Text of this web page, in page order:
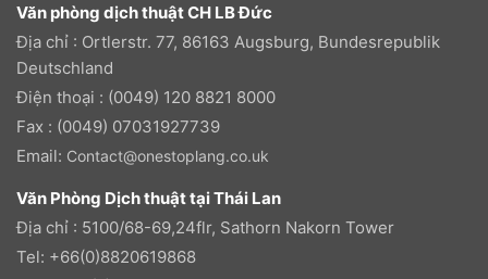
Văn phòng dịch thuật CH LB Đức
Địa chỉ : Ortlerstr. 77, 86163 Augsburg, Bundesrepublik
Deutschland
Điện thoại : (0049) 120 8821 8000
Fax : (0049) 07031927739
Email: Contact@onestoplang.co.uk
Văn Phòng Dịch thuật tại Thái Lan
Địa chỉ : 5100/68-69,24flr, Sathorn Nakorn Tower
Tel: +66(0)8820619868